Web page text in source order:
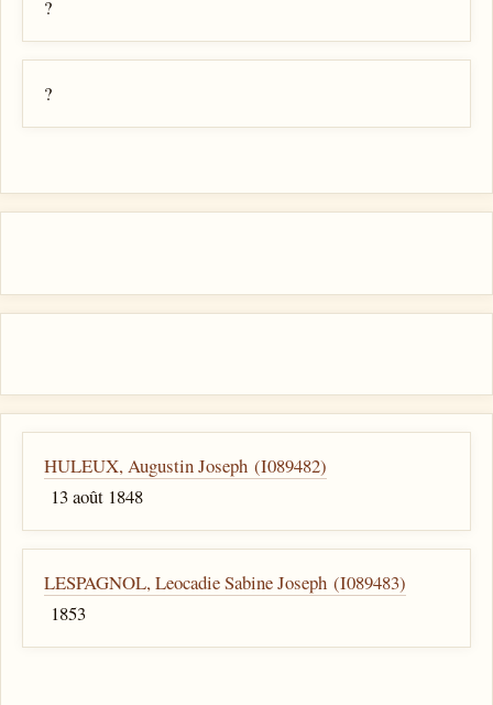
?
?
HULEUX, Augustin Joseph (I089482)
13 août 1848
LESPAGNOL, Leocadie Sabine Joseph (I089483)
1853